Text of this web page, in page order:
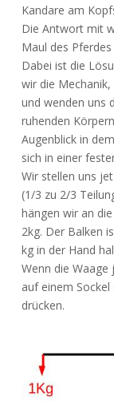
Kandare am
Die Antwort mit
Maul des
Dabei ist die
wir die
und wenden uns
ruhenden
Augenblick in
sich in einer
Wir stellen uns
(1/3 zu 2/3
hängen wir an
2kg. Der Balken
kg in der Hand
Wenn die
auf einem
drücken.